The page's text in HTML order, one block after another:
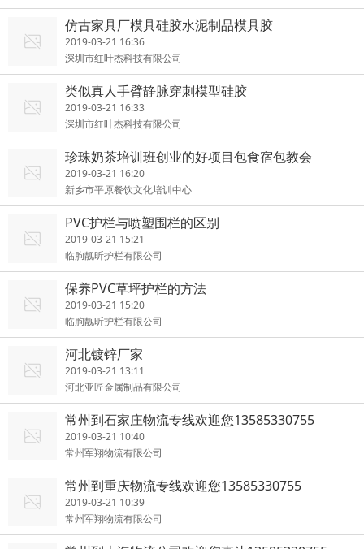
仿古家具厂模具硅胶水泥制品模具胶
2019-03-21 16:36
深圳市红叶杰科技有限公司
类似真人手臂静脉穿刺模型硅胶
2019-03-21 16:33
深圳市红叶杰科技有限公司
珍珠奶茶培训班创业的好项目包食宿包教会
2019-03-21 16:20
新乡市平原餐饮文化培训中心
PVC护栏与喷塑围栏的区别
2019-03-21 15:21
临朐靓昕护栏有限公司
保养PVC草坪护栏的方法
2019-03-21 15:20
临朐靓昕护栏有限公司
河北镀锌厂家
2019-03-21 13:11
河北亚匠金属制品有限公司
常州到石家庄物流专线欢迎您13585330755
2019-03-21 10:40
常州军翔物流有限公司
常州到重庆物流专线欢迎您13585330755
2019-03-21 10:39
常州军翔物流有限公司